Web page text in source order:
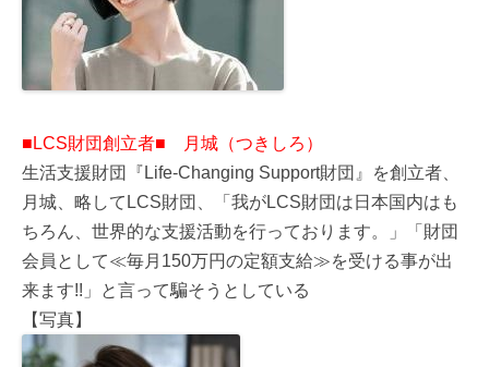
■LCS財団創立者■ 月城（つきしろ）
生活支援財団『Life-Changing Support財団』を創立者、
月城、略してLCS財団、「我がLCS財団は日本国内はも
ちろん、世界的な支援活動を行っております。」「財団
会員として≪毎月150万円の定額支給≫を受ける事が出
来ます!!」と言って騙そうとしている
【写真】